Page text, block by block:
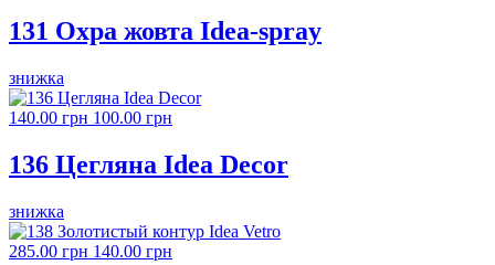
131 Охра жовта Idea-spray
знижка
140.00 грн 100.00 грн
136 Цегляна Idea Decor
знижка
285.00 грн 140.00 грн